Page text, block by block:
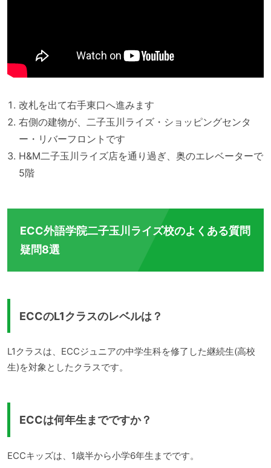
改札を出て右手東口へ進みます
右側の建物が、二子玉川ライズ・ショッピングセンタ
ー・リバーフロントです
H&M二子玉川ライズ店を通り過ぎ、奥のエレベーターで
5階
ECC外語学院二子玉川ライズ校のよくある質問
疑問8選
ECCのL1クラスのレベルは？
L1クラスは、ECCジュニアの中学生科を修了した継続生(高校
生)を対象としたクラスです。
ECCは何年生までですか？
ECCキッズは、1歳半から小学6年生までです。